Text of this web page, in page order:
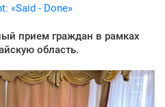
«Said - Done»
прием граждан в рамках
область.